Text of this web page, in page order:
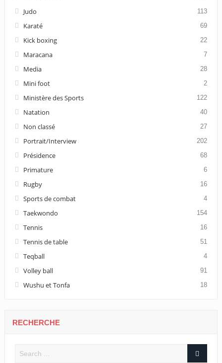
Judo 113
Karaté 69
Kick boxing 22
Maracana 7
Media 28
Mini foot 2
Ministère des Sports 122
Natation 40
Non classé 27
Portrait/Interview 202
Présidence 68
Primature 6
Rugby 16
Sports de combat 4
Taekwondo 154
Tennis 16
Tennis de table 51
Teqball 4
Volley ball 91
Wushu et Tonfa 18
RECHERCHE